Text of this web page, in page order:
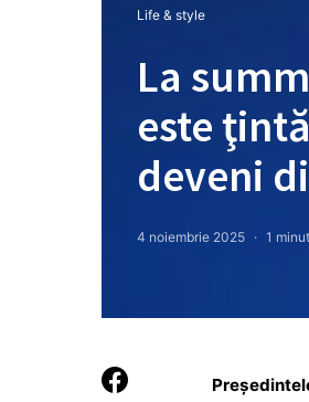
Life & style
La
este
deveni
4 noiembrie 2025 1